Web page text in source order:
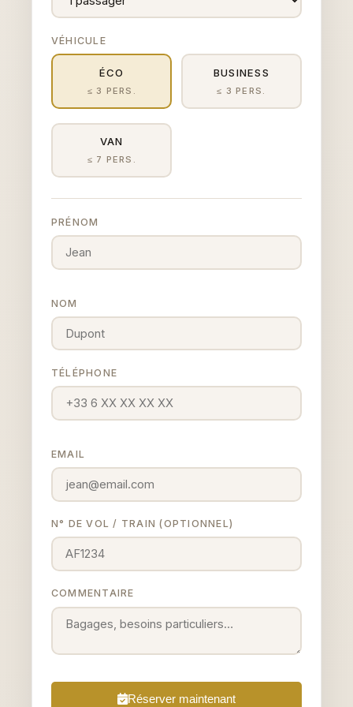
VÉHICULE
ÉCO
≤ 3 PERS.
BUSINESS
≤ 3 PERS.
VAN
≤ 7 PERS.
PRÉNOM
NOM
TÉLÉPHONE
EMAIL
N° DE VOL / TRAIN (OPTIONNEL)
COMMENTAIRE
Réserver maintenant